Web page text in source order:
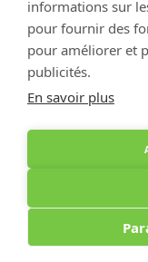
informations sur
pour fournir des
pour améliorer et
publicités.
En savoir plus
Optiphar Turnhout
Optiphar Mol